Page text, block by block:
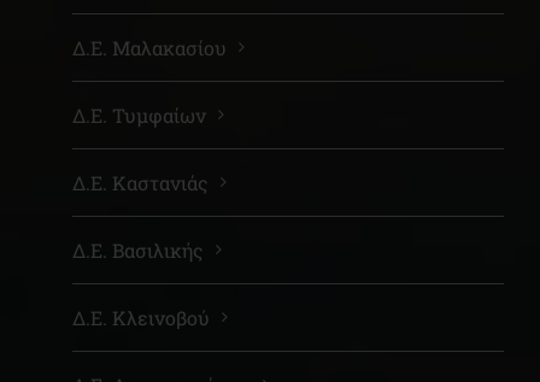
Δ.Ε. Μαλακασίου
Δ.Ε. Τυμφαίων
Δ.Ε. Καστανιάς
Δ.Ε. Βασιλικής
Δ.Ε. Κλεινοβού